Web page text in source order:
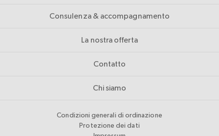
Consulenza & accompagnamento
La nostra offerta
Contatto
Chi siamo
Condizioni generali di ordinazione
Protezione dei dati